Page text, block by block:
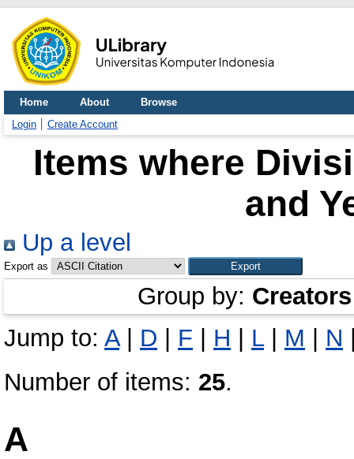
Home About
Browse
Login
Create Account
Items where
and
Up a level
Export as
Group by: Creators
Jump to: A| D F H L| M N
Number of items: 25.
A